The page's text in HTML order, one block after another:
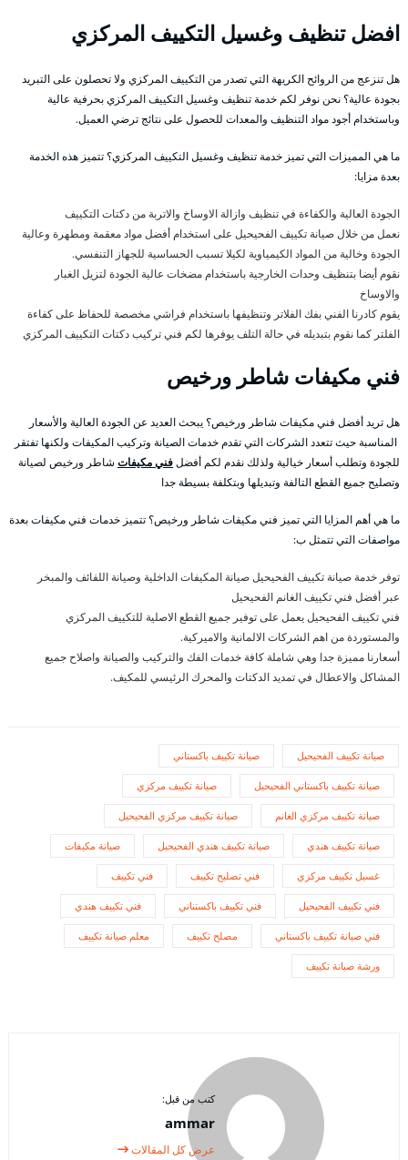
افضل تنظيف وغسيل التكييف المركزي
هل تنزعج من الروائح الكريهة التي تصدر من التكييف المركزي ولا تحصلون على التبريد
بجودة عالية؟ نحن نوفر لكم خدمة تنظيف وغسيل التكييف المركزي بحرفية عالية
وباستخدام أجود مواد التنظيف والمعدات للحصول على نتائج ترضي العميل.
ما هي المميزات التي تميز خدمة تنظيف وغسيل التكييف المركزي؟ تتميز هذه الخدمة
بعدة مزايا:
الجودة العالية والكفاءة في تنظيف وازالة الاوساخ والاتربة من دكتات التكييف
نعمل من خلال صيانة تكييف الفحيحيل على استخدام أفضل مواد معقمة ومطهرة وعالية
الجودة وخالية من المواد الكيمياوية لكيلا تسبب الحساسية للجهاز التنفسي.
نقوم أيضا بتنظيف وحدات الخارجية باستخدام مضخات عالية الجودة لتزيل الغبار
والاوساخ
يقوم كادرنا الفني بفك الفلاتر وتنظيفها باستخدام فراشي مخصصة للحفاظ على كفاءة
الفلتر كما نقوم بتبديله في حالة التلف يوفرها لكم فني تركيب دكتات التكييف المركزي
فني مكيفات شاطر ورخيص
هل تريد أفضل فني مكيفات شاطر ورخيص؟ يبحث العديد عن الجودة العالية والأسعار
المناسبة حيث تتعدد الشركات التي تقدم خدمات الصيانة وتركيب المكيفات ولكنها تفتقر
للجودة وتطلب أسعار خيالية ولذلك نقدم لكم أفضلفني مكيفات شاطر ورخيص لصيانة
وتصليح جميع القطع التالفة وتبديلها وبتكلفة بسيطة جدا
ما هي أهم المزايا التي تميز فني مكيفات شاطر ورخيص؟ تتميز خدمات فني مكيفات بعدة
مواصفات التي تتمثل ب:
توفر خدمة صيانة تكييف الفحيحيل صيانة المكيفات الداخلية وصيانة اللفائف والمبخر
عبر أفضل فني تكييف الغانم الفحيحيل
فني تكييف الفحيحيل يعمل على توفير جميع القطع الاصلية للتكييف المركزي
والمستوردة من اهم الشركات الالمانية والاميركية.
أسعارنا مميزة جدا وهي شاملة كافة خدمات الفك والتركيب والصيانة واصلاح جميع
المشاكل والاعطال في تمديد الدكتات والمحرك الرئيسي للمكيف.
صيانة تكييف الفحيحيل صيانة تكييف باكستاني
صيانة تكييف باكستاني الفحيحيل صيانة تكييف مركزي
صيانة تكييف مركزي الغانم صيانة تكييف مركزي الفحيحيل
صيانة تكييف هندي صيانة تكييف هندي الفحيحيل صيانة مكيفات
غسيل تكييف مركزي فني تصليح تكييف فني تكييف
فني تكييف الفحيحيل فني تكييف باكستناني فني تكييف هندي
فني صيانة تكييف باكستاني مصلح تكييف معلم صيانة تكييف
ورشة صيانة تكييف
كتب من قبل:
ammar
عرض كل المقالات